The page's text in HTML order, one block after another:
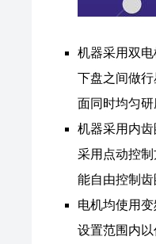
机器采用双
下盘之间做
面同时均匀研
机器采用内
采用点动控
能自由控制齿
电机均使用
设置范围内